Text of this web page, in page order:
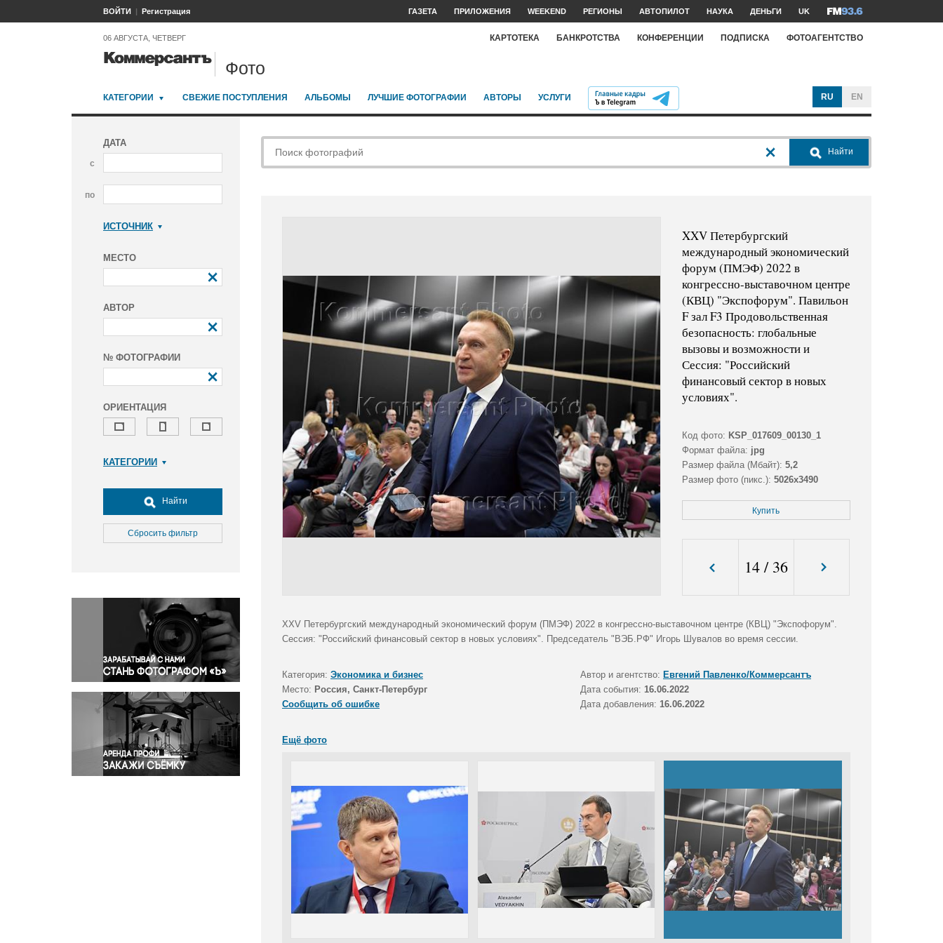
ВОЙТИ Регистрация ГАЗЕТА ПРИЛОЖЕНИЯ WEEKEND РЕГИОНЫ АВТОПИЛОТ НАУКА ДЕНЬГИ UK
06 АВГУСТА, ЧЕТВЕРГ КАРТОТЕКА БАНКРОТСТВА КОНФЕРЕНЦИИ ПОДПИСКА ФОТОАГЕНТСТВО
Фото
КАТЕГОРИИ СВЕЖИЕ ПОСТУПЛЕНИЯ АЛЬБОМЫ ЛУЧШИЕ ФОТОГРАФИИ АВТОРЫ УСЛУГИ RU EN
ДАТА
с
по
ИСТОЧНИК
МЕСТО
АВТОР
№ ФОТОГРАФИИ
ОРИЕНТАЦИЯ
КАТЕГОРИИ
Досуг, туризм и отдых
Культура
Медицина
Окружающая среда
Политика
Правосудие
Происшествия и конфликты
Религия
Светская жизнь
Спорт
Экология
Экономика и бизнес
Найти
Сбросить фильтр
Найти
XXV Петербургский
международный экономический
форум (ПМЭФ) 2022 в
конгрессно-выставочном центре
(КВЦ) "Экспофорум". Павильон
F зал F3 Продовольственная
безопасность: глобальные
вызовы и возможности и
Сессия: "Российский
финансовый сектор в новых
условиях".
Код фото: KSP_017609_00130_1
Формат файла: jpg
Размер файла (Мбайт): 5,2
Размер фото (пикс.): 5026x3490
Купить
14/ 36
XXV Петербургский международный экономический форум (ПМЭФ) 2022 в конгрессно-выставочном центре (КВЦ) "Экспофорум".
Сессия: "Российский финансовый сектор в новых условиях". Председатель "ВЭБ.РФ" Игорь Шувалов во время сессии.
Категория: Экономика и бизнес Автор и агентство: Евгений Павленко/Коммерсантъ
Место: Россия, Санкт-Петербург Дата события: 16.06.2022
Сообщить об ошибке
Дата добавления: 16.06.2022
Ещё фото